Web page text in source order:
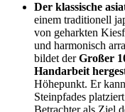
Der klassische
einem traditionell
von geharkten
und harmonisch
bildet derGroßer
Handarbeit
Höhepunkt. Er
Steinpfades